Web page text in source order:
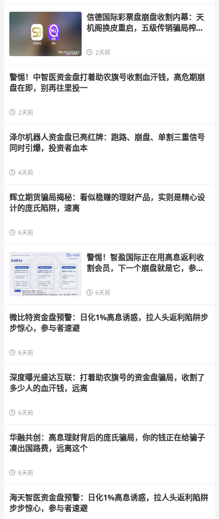
信德国际彩票盘崩盘收割内幕：天
机阁换皮重启，五级传销骗局榨干
2天前
警惕！中智医资金盘打着助农旗号收割血汗钱，高危期崩
盘在即，别再往里投一
2天前
泽尔机器人资金盘已亮红牌：跑路、崩盘、单割三重信号
同时引爆，投资者血本
4天前
辉立期货骗局揭秘：看似稳赚的理财产品，实则是精心设
计的庞氏陷阱，速离
6天前
警惕！智盈国际正在用高息返利收
割会员，下一个崩盘就是它，参与
6天前
微比特资金盘预警：日化1%高息诱惑，拉人头返利陷阱步
步惊心，参与者速避
6天前
深度曝光盛达互联：打着助农旗号的资金盘骗局，收割了
多少人的血汗钱，远离
6天前
华融共创：高息理财背后的庞氏骗局，你的钱正在给骗子
凑出国路费，远离这个
6天前
海天智医资金盘预警：日化1%高息诱惑，拉人头返利陷阱
步步惊心，参与者速避